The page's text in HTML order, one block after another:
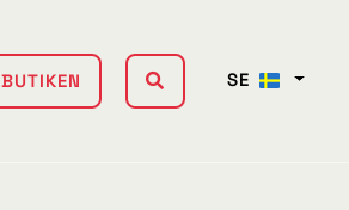
BUTIKEN SE